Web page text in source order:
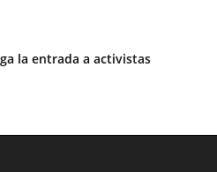
la entrada a activistas